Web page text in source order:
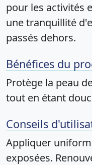
pour les activités
une tranquillité
passés dehors.
Bénéfices du
Protège la peau
tout en étant
Conseils
Appliquer
exposées.